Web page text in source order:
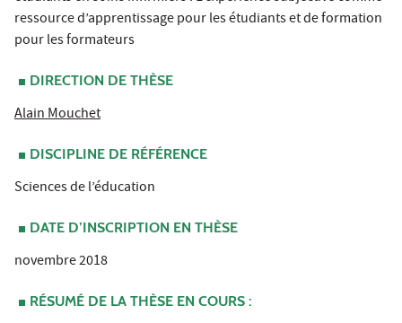
ressource d’apprentissage pour les étudiants et de formation
pour les formateurs
DIRECTION DE THÈSE
Alain Mouchet
DISCIPLINE DE RÉFÉRENCE
Sciences de l’éducation
DATE D’INSCRIPTION EN THÈSE
novembre 2018
RÉSUMÉ DE LA THÈSE EN COURS :